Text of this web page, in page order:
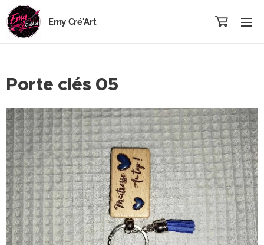
Emy Cré'Art
Porte clés 05